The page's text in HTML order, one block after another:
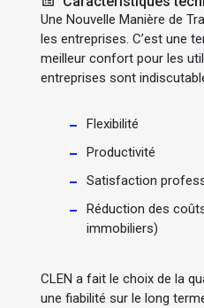
Une Nouvelle Manière de
les entreprises. C’est une
meilleur confort pour les
entreprises sont
Flexibilité
Productivité
Satisfaction
Réduction des
immobiliers)
CLEN a fait le choix de la
une fiabilité sur le long